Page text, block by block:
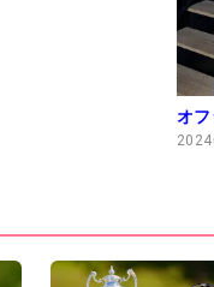
オフ
2024